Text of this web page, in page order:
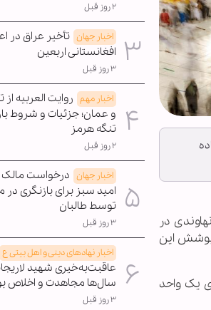
در
زیرپوشش این
یک واحد
۲ روز قبل
اخبار جهان تأخیر عراق در
افغانستانی اربعین
۳ روز قبل
اخبار مهم روایت العربیه از
و عمان؛ جزئیات و شروط
تنگه هرمز
۲ روز قبل
اخبار جهان درخواست
امید سبز برای بازنگری در
توسط طالبان
۳ روز قبل
اخبار نهادهای دینی و اهل بیتی ع
عاقبت‌به‌خیری شهید
سال‌ها مجاهدت و اخلاص
۳ روز قبل